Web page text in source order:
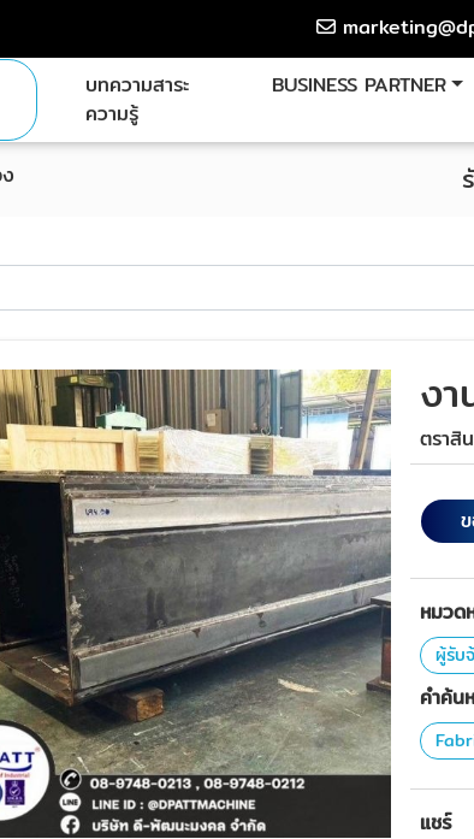
บทความสาระ
ความรู้
BUSINESS PARTNER
ง
ตราสิ
หมวด
ผู้รับ
คำค้น
แชร์